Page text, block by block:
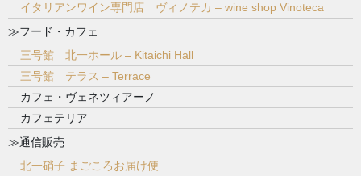
イタリアンワイン専門店 ヴィノテカ – wine shop Vinoteca
≫フード・カフェ
三号館 北一ホール – Kitaichi Hall
三号館 テラス – Terrace
カフェ・ヴェネツィアーノ
カフェテリア
≫通信販売
北一硝子 まごころお届け便